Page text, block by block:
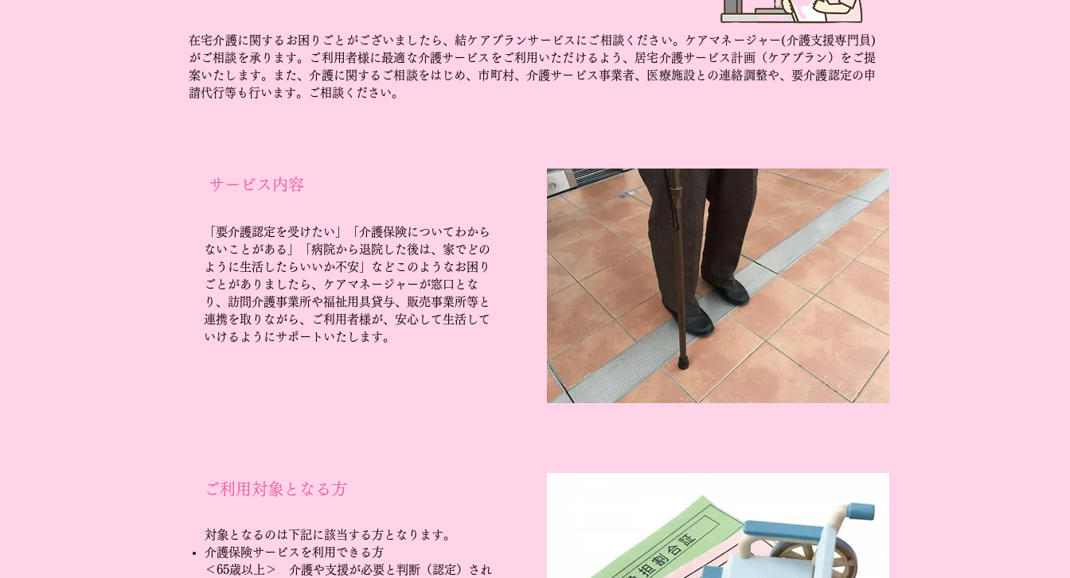
在宅介護に関するお困りごとがございましたら、結ケアプランサービスにご相談ください。ケアマネージャー(介護支援専門員)
がご相談を承ります。ご利用者様に最適な介護サービスをご利用いただけるよう、居宅介護サービス計画（ケアプラン）をご提
案いたします。また、介護に関するご相談をはじめ、市町村、介護サービス事業者、医療施設との連絡調整や、要介護認定の申
請代行等も行います。ご相談ください。
サービス内容
「要介護認定を受けたい」「介護保険についてわから
ないことがある」「病院から退院した後は、家でどの
ように生活したらいいか不安」などこのようなお困り
ごとがありましたら、ケアマネージャーが窓口とな
り、訪問介護事業所や福祉用具貸与、販売事業所等と
連携を取りながら、ご利用者様が、安心して生活して
いけるようにサポートいたします。
ご利用対象となる方
対象となるのは下記に該当する方となります。
介護保険サービスを利用できる方
＜65歳以上＞ 介護や支援が必要と判断（認定）され